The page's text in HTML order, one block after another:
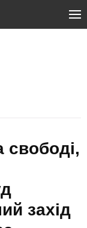
захід